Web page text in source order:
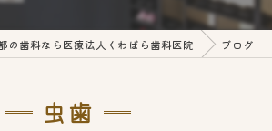
の歯科なら医療法人くわばら歯科医院 ブログ
虫歯